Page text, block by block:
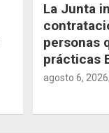
La Junta
personas
prácticas
agosto 6, 2026